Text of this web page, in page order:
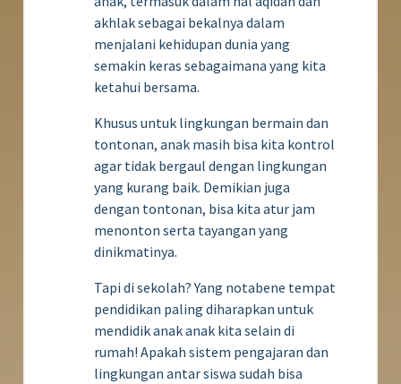
akhlak sebagai bekalnya dalam
menjalani kehidupan dunia yang
semakin keras sebagaimana yang kita
ketahui bersama.
Khusus untuk lingkungan bermain dan
tontonan, anak masih bisa kita kontrol
agar tidak bergaul dengan lingkungan
yang kurang baik. Demikian juga
dengan tontonan, bisa kita atur jam
menonton serta tayangan yang
dinikmatinya.
Tapi di sekolah? Yang notabene tempat
pendidikan paling diharapkan untuk
mendidik anak anak kita selain di
rumah! Apakah sistem pengajaran dan
lingkungan antar siswa sudah bisa